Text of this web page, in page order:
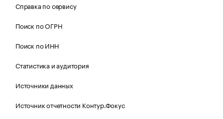
Справка по сервису
Поиск по ОГРН
Поиск по ИНН
Статистика и аудитория
Источники данных
Источник отчетности Контур.Фокус